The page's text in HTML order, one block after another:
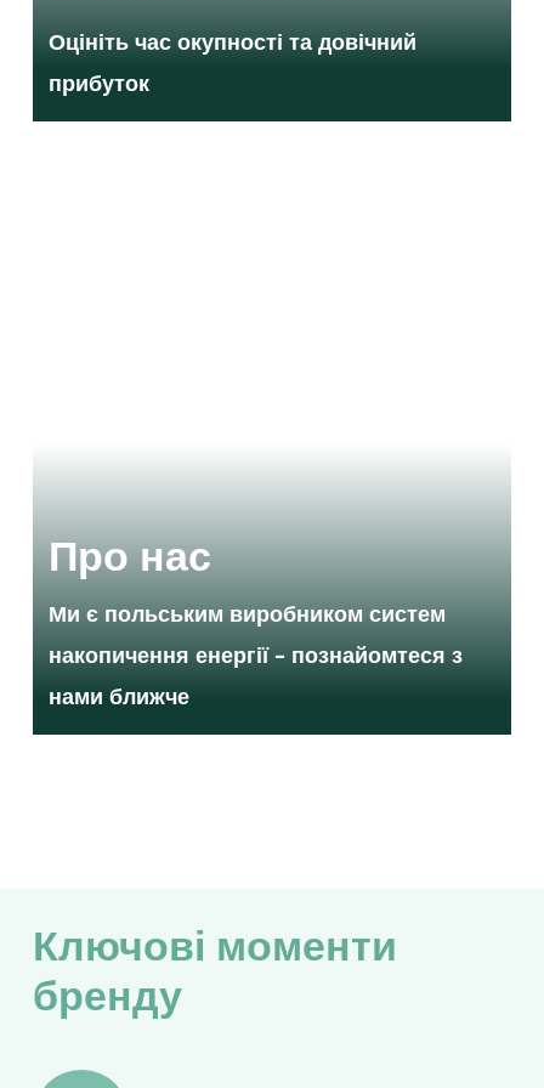
Оцініть час окупності та довічний
прибуток
Про нас
Ми є польським виробником систем
накопичення енергії – познайомтеся з
нами ближче
Ключові моменти
бренду